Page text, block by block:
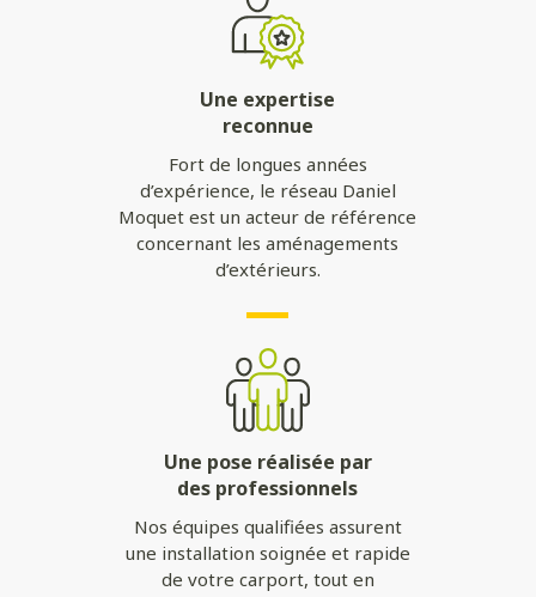
Une expertise
reconnue
Fort de longues années
d’expérience, le réseau Daniel
Moquet est un acteur de référence
concernant les aménagements
d’extérieurs.
Une pose réalisée par
des professionnels
Nos équipes qualifiées assurent
une installation soignée et rapide
de votre carport, tout en